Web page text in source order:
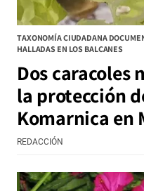
TAXONOMÍA CIUDADANA
HALLADAS EN LOS BALCANES
Dos caracoles
la protección
Komarnica en
REDACCIÓN